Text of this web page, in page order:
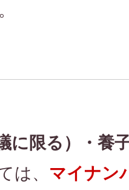
に限る）・養
は、 マイナン